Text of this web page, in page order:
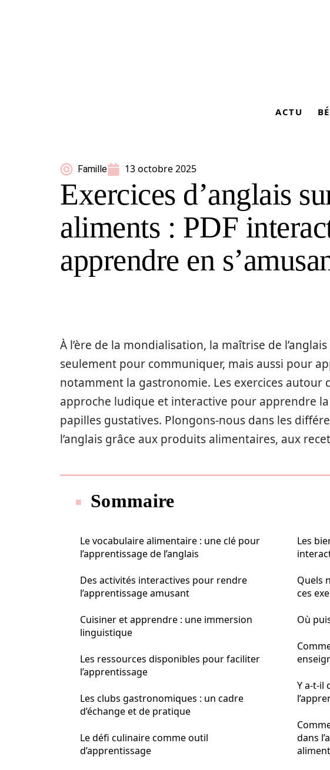
ACTU
Famille 13 octobre 2025
Exercices d’anglais
aliments : PDF
apprendre en
À l’ère de la mondialisation, la maîtrise de
seulement pour communiquer, mais aussi pour
notamment la gastronomie. Les exercices autour
approche ludique et interactive pour apprendre
papilles gustatives. Plongons-nous dans les
l’anglais grâce aux produits alimentaires, aux
Sommaire
Le vocabulaire alimentaire : une clé pour
l’apprentissage de l’anglais
Des activités interactives pour rendre
l’apprentissage amusant
Cuisiner et apprendre : une immersion
linguistique
Les ressources disponibles pour faciliter
l’apprentissage
Les clubs gastronomiques : un cadre
d’échange et de pratique
Le défi culinaire comme outil
d’apprentissage
Les
Quels
ces
Où
Y a-t-il
dans